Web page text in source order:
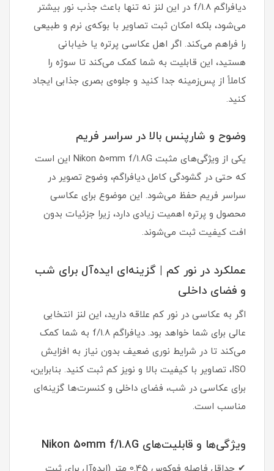
دیافراگم f/1.8 در این لنز نه تنها باعث جذب نور بیشتر
می‌شود، بلکه امکان ثبت تصاویر با بوکه‌ی نرم و طبیعی
را فراهم می‌کند. اگر اهل عکاسی پرتره یا خیابانی
هستید، این قابلیت به شما کمک می‌کند تا سوژه را
کاملاً از پس‌زمینه جدا کنید و جلوه‌ی بصری جذابی ایجاد
کنید.
وضوح و شارپنس بالا در سراسر فریم
یکی از ویژگی‌های مثبت Nikon 50mm f/1.8G این است
که حتی در گشودگی کامل دیافراگم، وضوح تصویر در
سراسر فریم حفظ می‌شود. این موضوع برای عکاسی
محصول و پرتره اهمیت زیادی دارد، زیرا جزئیات بدون
افت کیفیت ثبت می‌شوند.
عملکرد در نور کم | گزینه‌ای ایده‌آل برای شب
و فضای داخلی
اگر به عکاسی در نور کم علاقه دارید، این لنز انتخابی
عالی برای شما خواهد بود. دیافراگم f/1.8 به شما کمک
می‌کند تا در شرایط نوری ضعیف بدون نیاز به افزایش
ISO، تصاویر با کیفیت بالا و نویز کم ثبت کنید. بنابراین،
برای عکاسی در شب، فضای داخلی و کنسرت‌ها گزینه‌ای
مناسب است.
ویژگی‌ها و قابلیت‌های Nikon 50mm f/1.8G